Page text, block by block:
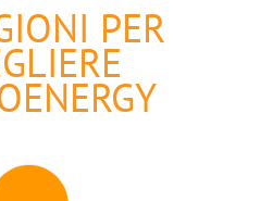
PER